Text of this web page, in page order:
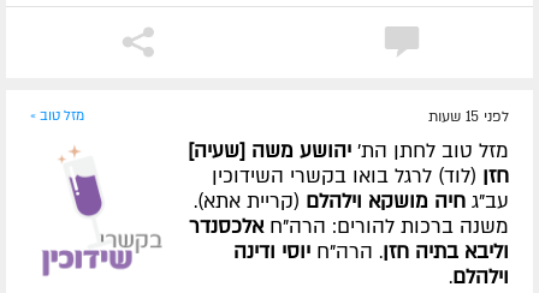
לפני 15 שעות מזל טוב »
מזל טוב לחתן הת' יהושע משה [שעיה]
חזן (לוד) לרגל בואו בקשרי השידוכין
עב"ג חיה מושקא וילהלם (קריית אתא).
משנה ברכות להורים: הרה"חאלכסנדר
וליבא בתיה חזן. הרה"ח יוסי ודינה
וילהלם.